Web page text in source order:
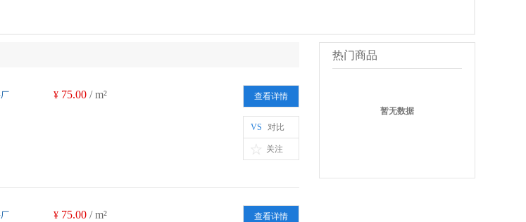
¥ 75.00 / m² 查看详情
VS 对比
关注
¥ 75.00 / m² 查看详情
热门商品
暂无数据